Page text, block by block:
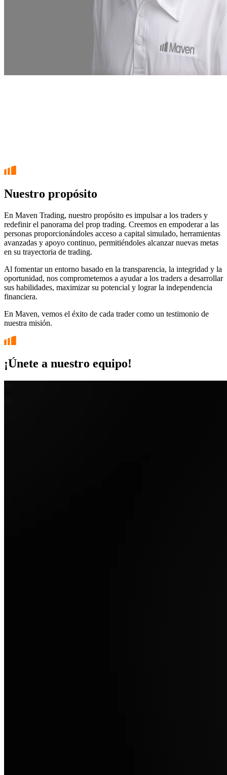
Nuestro propósito
En Maven Trading, nuestro propósito es impulsar a los traders y
redefinir el panorama del prop trading. Creemos en empoderar a las
personas proporcionándoles acceso a capital simulado, herramientas
avanzadas y apoyo continuo, permitiéndoles alcanzar nuevas metas
en su trayectoria de trading.
Al fomentar un entorno basado en la transparencia, la integridad y la
oportunidad, nos comprometemos a ayudar a los traders a desarrollar
sus habilidades, maximizar su potencial y lograr la independencia
financiera.
En Maven, vemos el éxito de cada trader como un testimonio de
nuestra misión.
¡Únete a nuestro equipo!